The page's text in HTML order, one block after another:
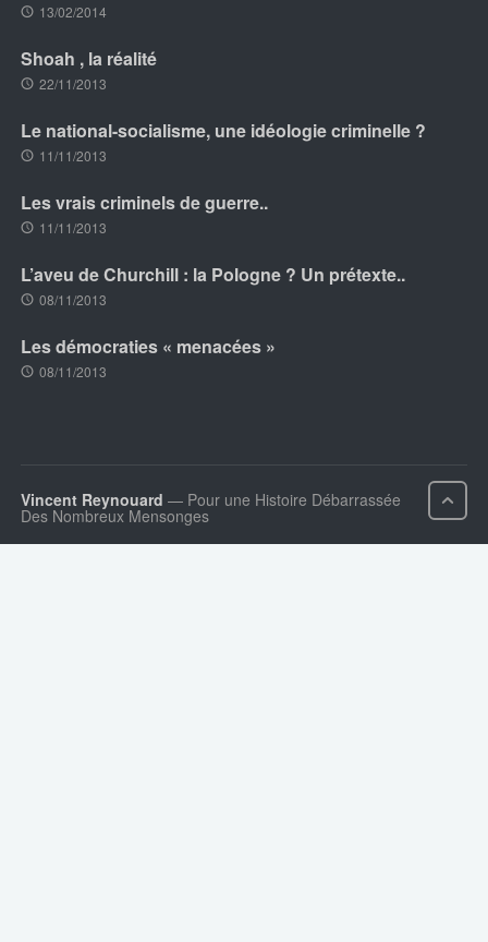
13/02/2014
Shoah , la réalité
22/11/2013
Le national-socialisme, une idéologie criminelle ?
11/11/2013
Les vrais criminels de guerre..
11/11/2013
L’aveu de Churchill : la Pologne ? Un prétexte..
08/11/2013
Les démocraties « menacées »
08/11/2013
Vincent Reynouard — Pour une Histoire Débarrassée
Des Nombreux Mensonges